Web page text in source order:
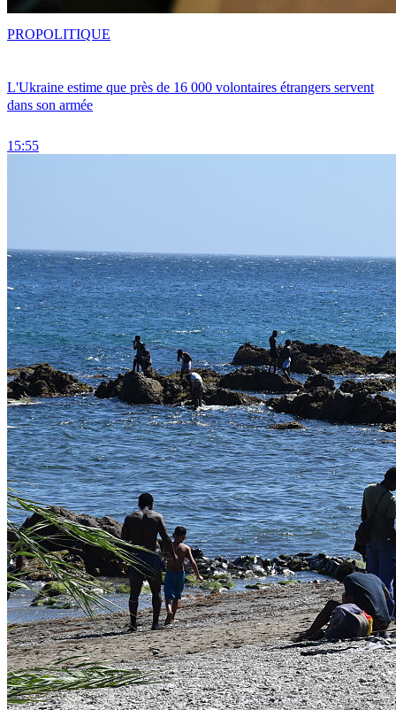
L'Ukraine estime que près de 16 000 volontaires étrangers servent
dans son armée
15:55
PROPOLITIQUE